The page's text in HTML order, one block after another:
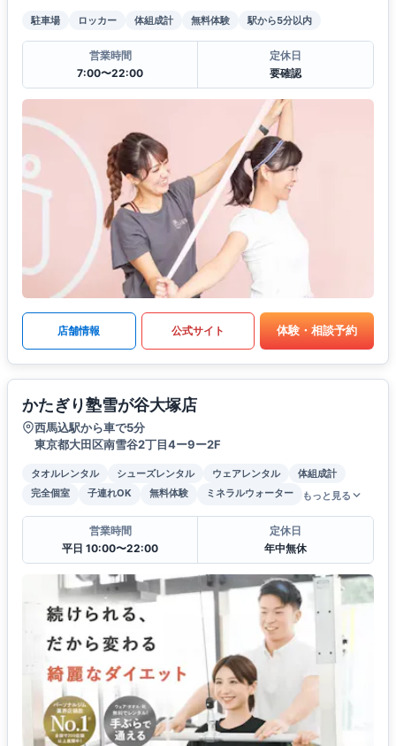
駐車場 ロッカー 体組成計 無料体験 駅から5分以内
営業時間
7:00〜22:00
定休日
要確認
店舗情報 公式サイト 体験・相談予約
かたぎり塾雪が谷大塚店
西馬込駅から車で5分
東京都大田区南雪谷2丁目4ー9ー2F
タオルレンタル シューズレンタル ウェアレンタル
体組成計
完全個室
子連れOK 無料体験 ミネラルウォーター もっと見る
営業時間
平日 10:00〜22:00
定休日
年中無休